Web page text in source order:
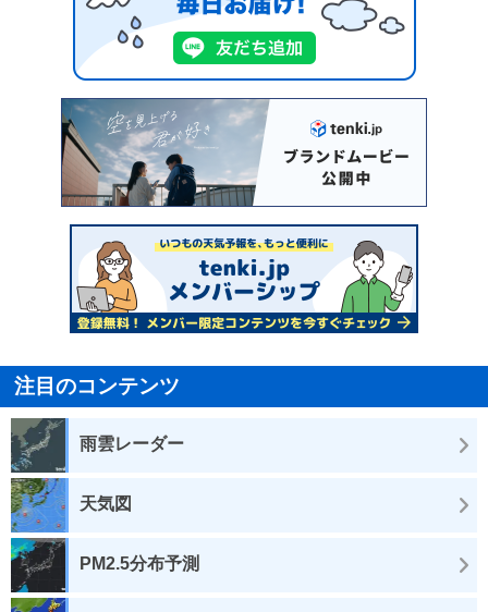
注目のコンテンツ
雨雲レーダー
天気図
PM2.5分布予測